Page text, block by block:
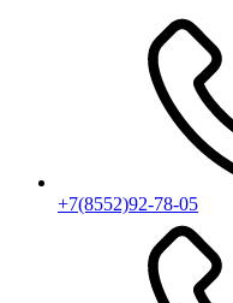
+7(8552)92-78-05